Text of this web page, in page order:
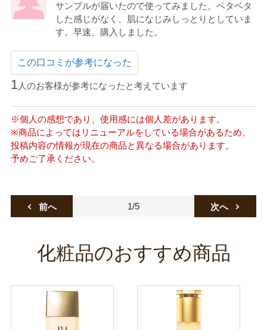
サンプルが届いたので使ってみました。ベタベタ
した感じがなく、肌になじみしっとりとしていま
す。早速、購入しました。
この口コミが参考になった
1人のお客様が参考になったと考えています
※個人の感想であり、使用感には個人差があります。
※商品によってはリニューアルをしている場合があるため、
投稿内容の情報が現在の商品と異なる場合があります。
予めご了承ください。
1/5
前へ 次へ
化粧品のおすすめ商品